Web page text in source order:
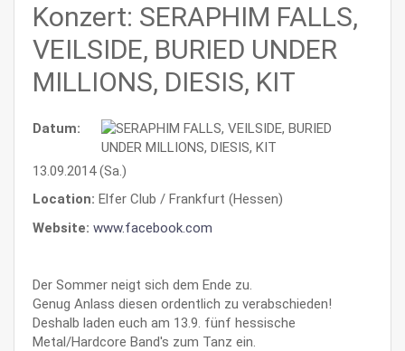
Konzert: SERAPHIM FALLS,
VEILSIDE, BURIED UNDER
MILLIONS, DIESIS, KIT
Datum:
13.09.2014 (Sa.)
Location: Elfer Club / Frankfurt (Hessen)
Website: www.facebook.com
Der Sommer neigt sich dem Ende zu.
Genug Anlass diesen ordentlich zu verabschieden!
Deshalb laden euch am 13.9. fünf hessische
Metal/Hardcore Band's zum Tanz ein.